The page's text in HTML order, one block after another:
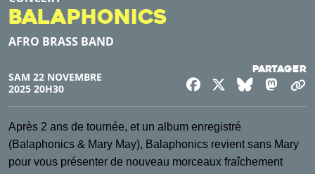
Balaphonics
AFRO BRASS BAND
SAM 22 NOVEMBRE
2025 20H30
Partager
FacebookBluesky
Après 2 ans de tournée, et un album enregistré
(Balaphonics & Mary May), Balaphonics revient sans Mary
pour vous présenter de nouveau morceaux fraîchement